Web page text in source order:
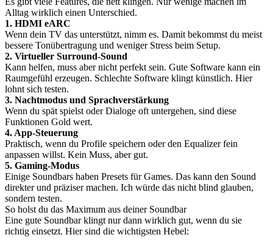
Alltag wirklich einen Unterschied.
1. HDMI eARC
Wenn dein TV das unterstützt, nimm es. Damit bekommst du meist
bessere Tonübertragung und weniger Stress beim Setup.
2. Virtueller Surround-Sound
Kann helfen, muss aber nicht perfekt sein. Gute Software kann ein
Raumgefühl erzeugen. Schlechte Software klingt künstlich. Hier
lohnt sich testen.
3. Nachtmodus und Sprachverstärkung
Wenn du spät spielst oder Dialoge oft untergehen, sind diese
Funktionen Gold wert.
4. App-Steuerung
Praktisch, wenn du Profile speichern oder den Equalizer fein
anpassen willst. Kein Muss, aber gut.
5. Gaming-Modus
Einige Soundbars haben Presets für Games. Das kann den Sound
direkter und präziser machen. Ich würde das nicht blind glauben,
sondern testen.
So holst du das Maximum aus deiner Soundbar
Eine gute Soundbar klingt nur dann wirklich gut, wenn du sie
richtig einsetzt. Hier sind die wichtigsten Hebel: